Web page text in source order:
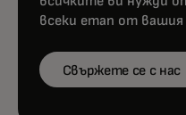
всеки етап от
Свържете се с нас